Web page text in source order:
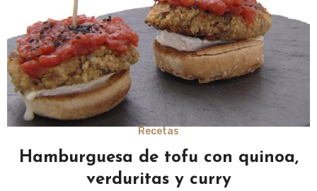
Recetas
Hamburguesa de tofu con quinoa,
verduritas y curry